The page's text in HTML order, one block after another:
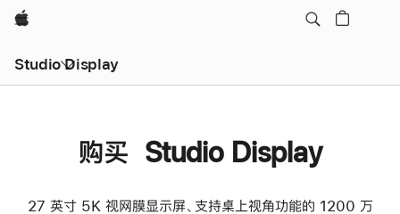
Apple
Studio Display
购买 Studio Display
27 英寸 5K 视网膜显示屏、支持桌上视角功能的 1200 万